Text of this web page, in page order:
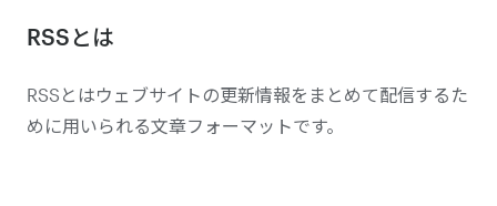
RSSとは
RSSとはウェブサイトの更新情報をまとめて配信するた
めに用いられる文章フォーマットです。